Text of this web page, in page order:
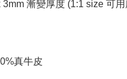
3mm 漸變厚度 (1:1 size 可
真牛皮